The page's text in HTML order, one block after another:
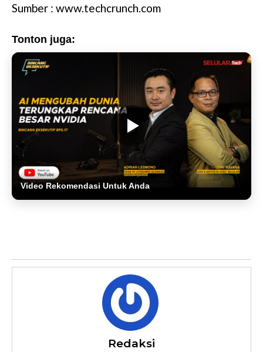
Sumber : www.techcrunch.com
Tonton juga:
Video Rekomendasi Untuk Anda
Redaksi